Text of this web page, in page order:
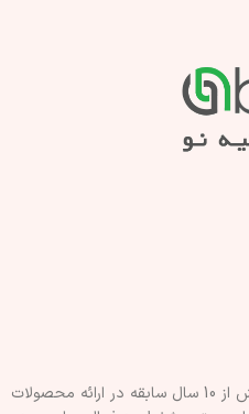
مجموعه فروشگاه آنلاین اَبنوکالا با بیش از 10 سال سابقه در ارائه محصولات